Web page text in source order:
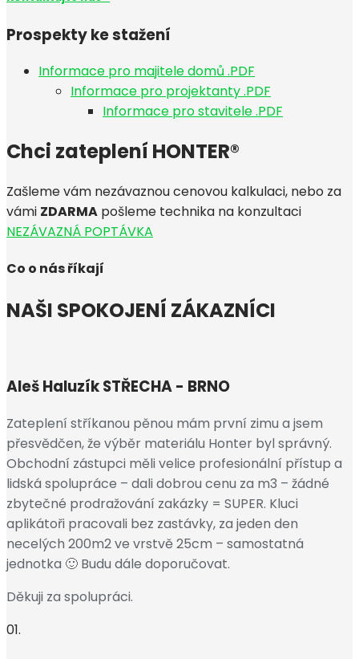
Prospekty ke stažení
Informace pro majitele domů .PDF
Informace pro projektanty .PDF
Informace pro stavitele .PDF
Chci zateplení HONTER®
Zašleme vám nezávaznou cenovou kalkulaci, nebo za
vámi ZDARMA pošleme technika na konzultaci
NEZÁVAZNÁ POPTÁVKA
Co o nás říkají
NAŠI SPOKOJENÍ ZÁKAZNÍCI
Aleš HaluzíkSTŘECHA - BRNO
Zateplení stříkanou pěnou mám první zimu a jsem
přesvědčen, že výběr materiálu Honter byl správný.
Obchodní zástupci měli velice profesionální přístup a
lidská spolupráce – dali dobrou cenu za m3 – žádné
zbytečné prodražování zakázky = SUPER. Kluci
aplikátoři pracovali bez zastávky, za jeden den
necelých 200m2 ve vrstvě 25cm – samostatná
jednotka 🙂 Budu dále doporučovat.
Děkuji za spolupráci.
01.